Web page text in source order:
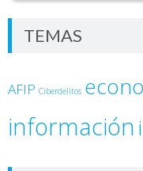
TEMAS
AFIP Ciberdelitos
información